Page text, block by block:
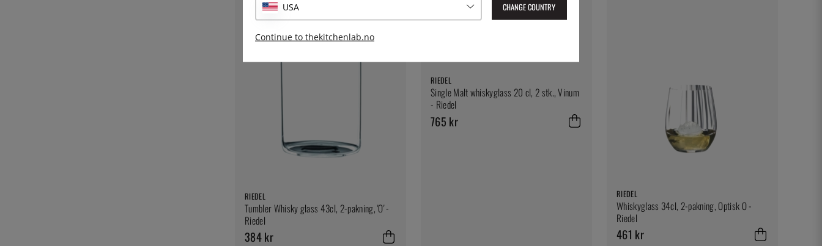
RIEDEL
Tumbler Whisky glass 43cl, 2-pakning, 'O' -
Riedel
384 kr
RIEDEL
Single Malt whiskyglass 20 cl, 2 stk., Vinum
- Riedel
765 kr
RIEDEL
Whiskyglass 34cl, 2-pakning, Optisk O -
Riedel
461 kr
USA CHANGE COUNTRY
Continue to thekitchenlab.no